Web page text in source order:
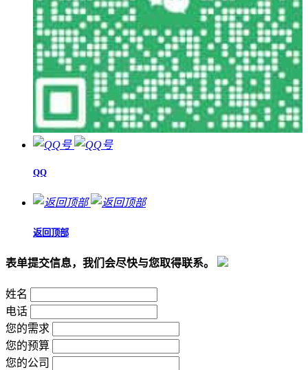
QQ
返回顶部
表单提交信息，我们会尽快与您取得联系。
姓名
电话
您的需求
您的预算
您的公司